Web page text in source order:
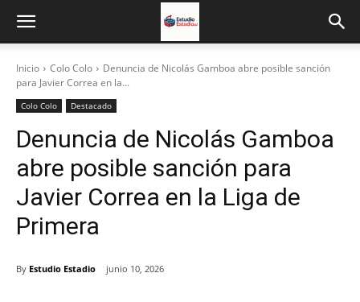
Inicio Colo Colo
Denuncia de Nicolás Gamboa abre posible sanción
para Javier Correa en la...
Colo Colo Destacado
Denuncia de Nicolás Gamboa
abre posible sanción para
Javier Correa en la Liga de
Primera
By Estudio Estadio junio 10, 2026